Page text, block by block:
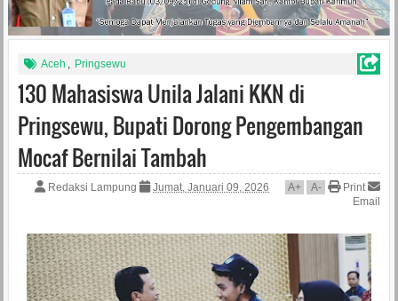
Aceh , Pringsewu
130 Mahasiswa Unila Jalani KKN di
Pringsewu, Bupati Dorong Pengembangan
Mocaf Bernilai Tambah
Redaksi Lampung Jumat, Januari 09, 2026 A+ A-
Print
Email